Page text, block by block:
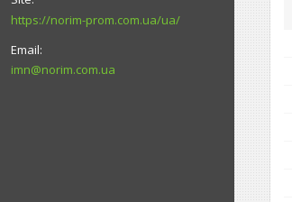
https://norim-prom.com.ua/ua/
imn@norim.com.ua